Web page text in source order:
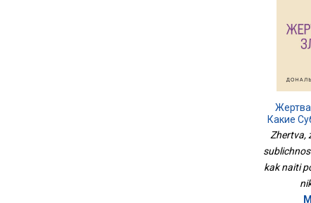
Какие
Внутри
Подход
Zhertva,
kak naiti